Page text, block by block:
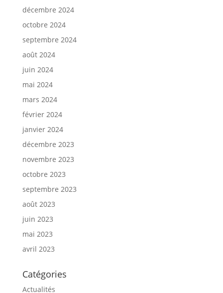
décembre 2024
octobre 2024
septembre 2024
août 2024
juin 2024
mai 2024
mars 2024
février 2024
janvier 2024
décembre 2023
novembre 2023
octobre 2023
septembre 2023
août 2023
juin 2023
mai 2023
avril 2023
Catégories
Actualités